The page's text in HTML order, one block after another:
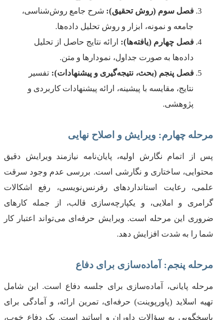
فصل سوم (روش تحقیق): شرح جامع روش‌شناسی،
جامعه و نمونه، ابزار و روش تحلیل داده‌ها.
فصل چهارم (یافته‌ها): ارائه نتایج حاصل از تحلیل
داده‌ها به صورت جداول، نمودارها و متن.
فصل پنجم (بحث، نتیجه‌گیری و پیشنهادات): تفسیر
نتایج، مقایسه با پیشینه، ارائه پیشنهادات کاربردی و
پژوهشی.
مرحله چهارم: ویرایش و اصلاح نهایی
پس از اتمام نگارش اولیه، پایان‌نامه نیازمند ویرایش دقیق
محتوایی، ساختاری و نگارشی است. بررسی عدم وجود سرقت
علمی، رعایت استانداردهای رفرنس‌نویسی، رفع اشکالات
گرامری و املایی، و یکپارچه‌سازی قالب، از جمله کارهای
ضروری این مرحله است. ویرایش حرفه‌ای می‌تواند اعتبار کار
شما را به شدت افزایش دهد.
مرحله پنجم: آماده‌سازی برای دفاع
مرحله پایانی، آماده‌سازی برای جلسه دفاع است. این شامل
تهیه اسلاید (پاورپوینت) حرفه‌ای، تمرین ارائه، و آمادگی برای
پاسخگویی به سؤالات داوران و اساتید است. یک دفاع خوب،